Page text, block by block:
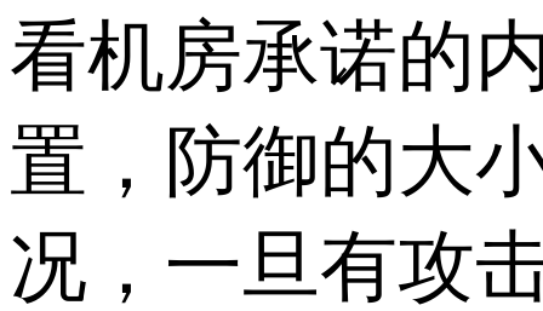
看机房承诺的
置，防御的大
况，一旦有攻